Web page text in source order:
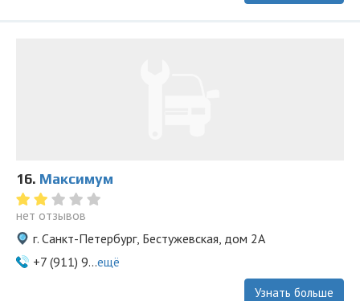
16. Максимум
нет отзывов
г. Санкт-Петербург, Бестужевская, дом 2А
+7 (911) 9...ещё
Узнать больше